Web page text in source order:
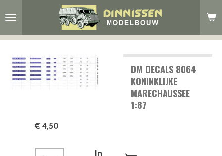
direct
naar
hoofdinhoud
DM DECALS 8064
KONINKLIJKE
MARECHAUSSEE
1:87
€ 4,50
In